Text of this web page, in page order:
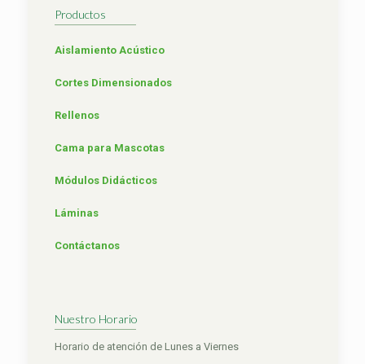
Productos
Aislamiento Acústico
Cortes Dimensionados
Rellenos
Cama para Mascotas
Módulos Didácticos
Láminas
Contáctanos
Nuestro Horario
Horario de atención de Lunes a Viernes